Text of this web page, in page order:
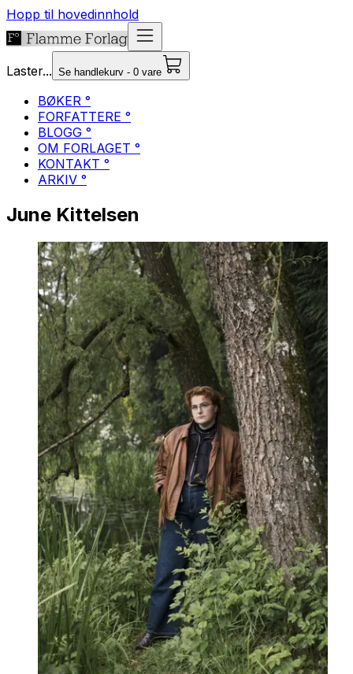
Hopp til hovedinnhold
Laster... Se handlekurv - 0 vare
BØKER °
FORFATTERE °
BLOGG °
OM FORLAGET °
KONTAKT °
ARKIV °
June Kittelsen